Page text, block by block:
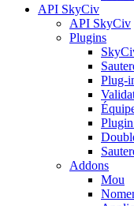
API SkyCiv
API SkyCiv
Plugins
Plug-
Addons
Mou